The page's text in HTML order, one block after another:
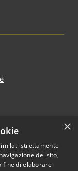
×
strettamente
del sito,
fine di elaborare